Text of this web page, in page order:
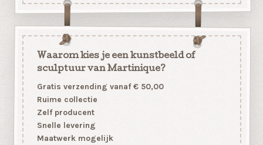
Waarom kies je een kunstbeeld of
sculptuur van Martinique?
Gratis verzending vanaf € 50,00
Ruime collectie
Zelf producent
Snelle levering
Maatwerk mogelijk